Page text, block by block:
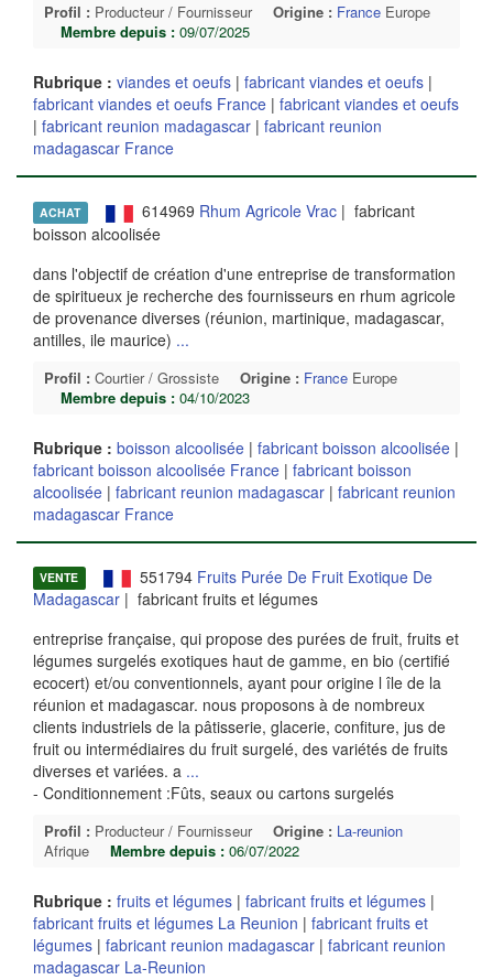
Profil : Producteur / Fournisseur Origine : France Europe
Membre depuis : 09/07/2025
Rubrique : viandes et oeufs | fabricant viandes et oeufs |
fabricant viandes et oeufs France | fabricant viandes et oeufs
| fabricant reunion madagascar | fabricant reunion
madagascar France
ACHAT 614969 Rhum Agricole Vrac| fabricant
boisson alcoolisée
dans l'objectif de création d'une entreprise de transformation
de spiritueux je recherche des fournisseurs en rhum agricole
de provenance diverses (réunion, martinique, madagascar,
antilles, ile maurice) ...
Profil : Courtier / Grossiste Origine : France Europe
Membre depuis : 04/10/2023
Rubrique : boisson alcoolisée | fabricant boisson alcoolisée |
fabricant boisson alcoolisée France | fabricant boisson
alcoolisée | fabricant reunion madagascar | fabricant reunion
madagascar France
VENTE 551794 Fruits Purée De Fruit Exotique De
Madagascar | fabricant fruits et légumes
entreprise française, qui propose des purées de fruit, fruits et
légumes surgelés exotiques haut de gamme, en bio (certifié
ecocert) et/ou conventionnels, ayant pour origine l île de la
réunion et madagascar. nous proposons à de nombreux
clients industriels de la pâtisserie, glacerie, confiture, jus de
fruit ou intermédiaires du fruit surgelé, des variétés de fruits
diverses et variées. a ...
- Conditionnement :Fûts, seaux ou cartons surgelés
Profil : Producteur / Fournisseur Origine : La-reunion
Afrique
Membre depuis : 06/07/2022
Rubrique : fruits et légumes | fabricant fruits et légumes |
fabricant fruits et légumes La Reunion | fabricant fruits et
légumes | fabricant reunion madagascar | fabricant reunion
madagascar La-Reunion